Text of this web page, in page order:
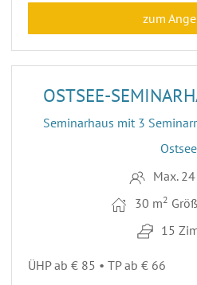
zum
52
OSTSEE-
Seminarhaus mit 3
Ostsee
Max.
30 m2
15
ÜHP ab € 85 • TP ab € 66